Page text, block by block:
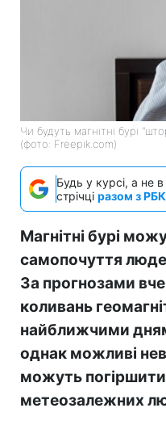
Чи будуть магнітні бурі
(фото: Freepik.com)
Будь у курсі, а не
стрічці разом з
Магнітні бурі
самопочуття
За прогнозами
коливань
найближчими
однак можливі
можуть
метеозалежних